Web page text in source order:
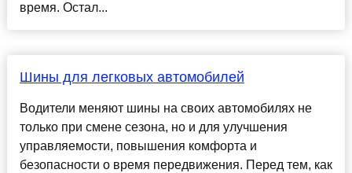
время. Остал...
Шины для легковых автомобилей
Водители меняют шины на своих автомобилях не
только при смене сезона, но и для улучшения
управляемости, повышения комфорта и
безопасности о время передвижения. Перед тем, как